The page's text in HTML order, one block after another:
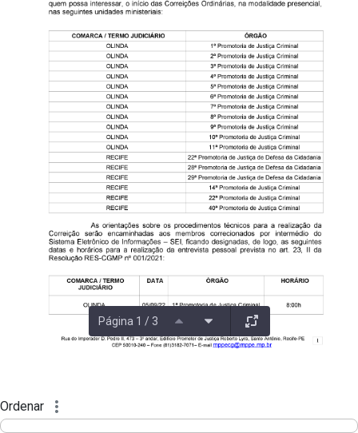
Página 1 / 3
Ordenar